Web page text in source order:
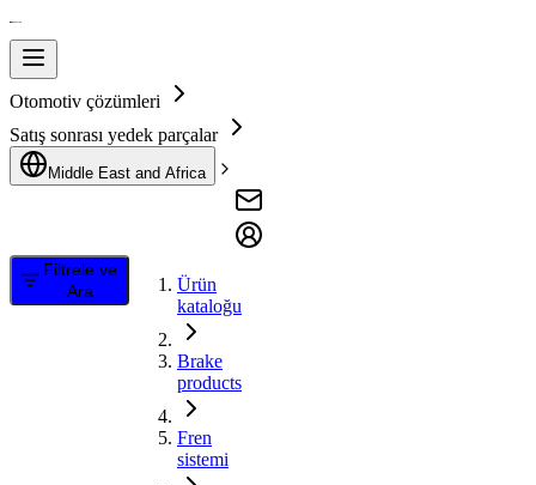
Otomotiv çözümleri
Satış sonrası yedek parçalar
Middle East and Africa
Filtrele ve
Ara
Ürün
kataloğu
Brake
products
Fren
sistemi